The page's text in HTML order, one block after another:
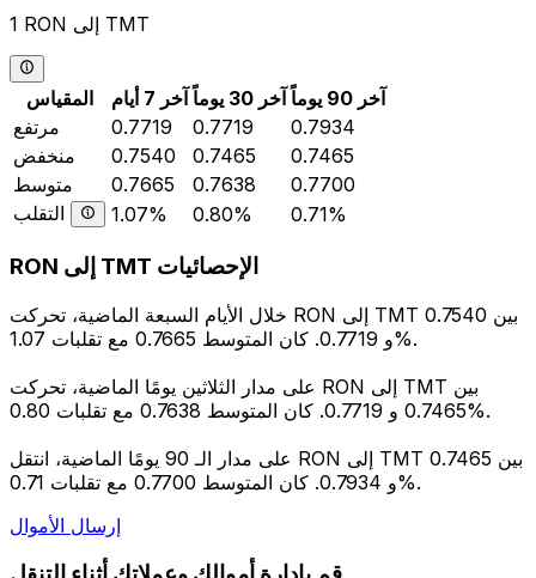
1 RON إلى TMT
المقياس آخر 7 أيام آخر 30 يوماً
آخر 90 يوماً
مرتفع
0.7719 0.7719
0.7934
منخفض
0.7540 0.7465
0.7465
متوسط
0.7665 0.7638
0.7700
التقلب
1.07% 0.80% 0.71%
RON إلى TMT الإحصائيات
خلال الأيام السبعة الماضية، تحركت RON إلى TMT بين 0.7540
و 0.7719. كان المتوسط 0.7665 مع تقلبات 1.07%.
على مدار الثلاثين يومًا الماضية، تحركت RON إلى TMT بين
0.7465 و 0.7719. كان المتوسط 0.7638 مع تقلبات 0.80%.
على مدار الـ 90 يومًا الماضية، انتقل RON إلى TMT بين 0.7465
و 0.7934. كان المتوسط 0.7700 مع تقلبات 0.71%.
إرسال الأموال